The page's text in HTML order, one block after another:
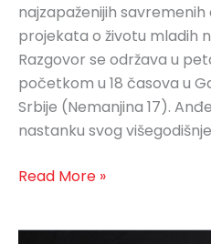
najzapaženijih
projekata o životu mladih
Razgovor se održava u
početkom u 18 časova u
Srbije (Nemanjina 17).
nastanku svog
Read More »